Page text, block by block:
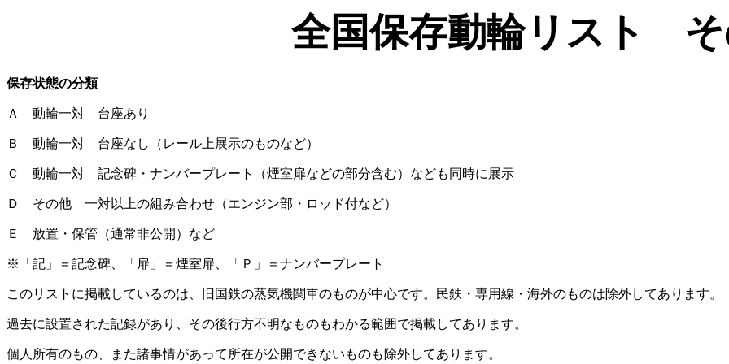
全国保存動輪リスト
保存状態の分類
Ａ 動輪一対 台座あり
Ｂ 動輪一対 台座なし（レール上展示のものなど）
Ｃ 動輪一対 記念碑・ナンバープレート（煙室扉などの部分含む）なども同時に展示
Ｄ その他 一対以上の組み合わせ（エンジン部・ロッド付など）
Ｅ 放置・保管（通常非公開）など
※「記」＝記念碑、「扉」＝煙室扉、「Ｐ」＝ナンバープレート
このリストに掲載しているのは、旧国鉄の蒸気機関車のものが中心です。民鉄・専用線・海外のものは除外してあります。
過去に設置された記録があり、その後行方不明なものもわかる範囲で掲載してあります。
個人所有のもの、また諸事情があって所在が公開できないものも除外してあります。